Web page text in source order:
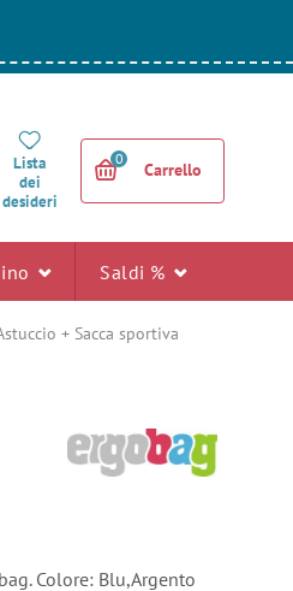
Lista
dei
desideri
0
Carrello
Saldi %
+ Sacca sportiva
Colore: Blu,Argento